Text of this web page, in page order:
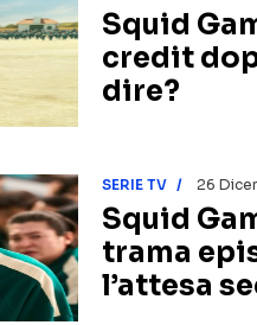
Squid
credit
dire?
SERIE TV 26
Squid
trama
l’attesa